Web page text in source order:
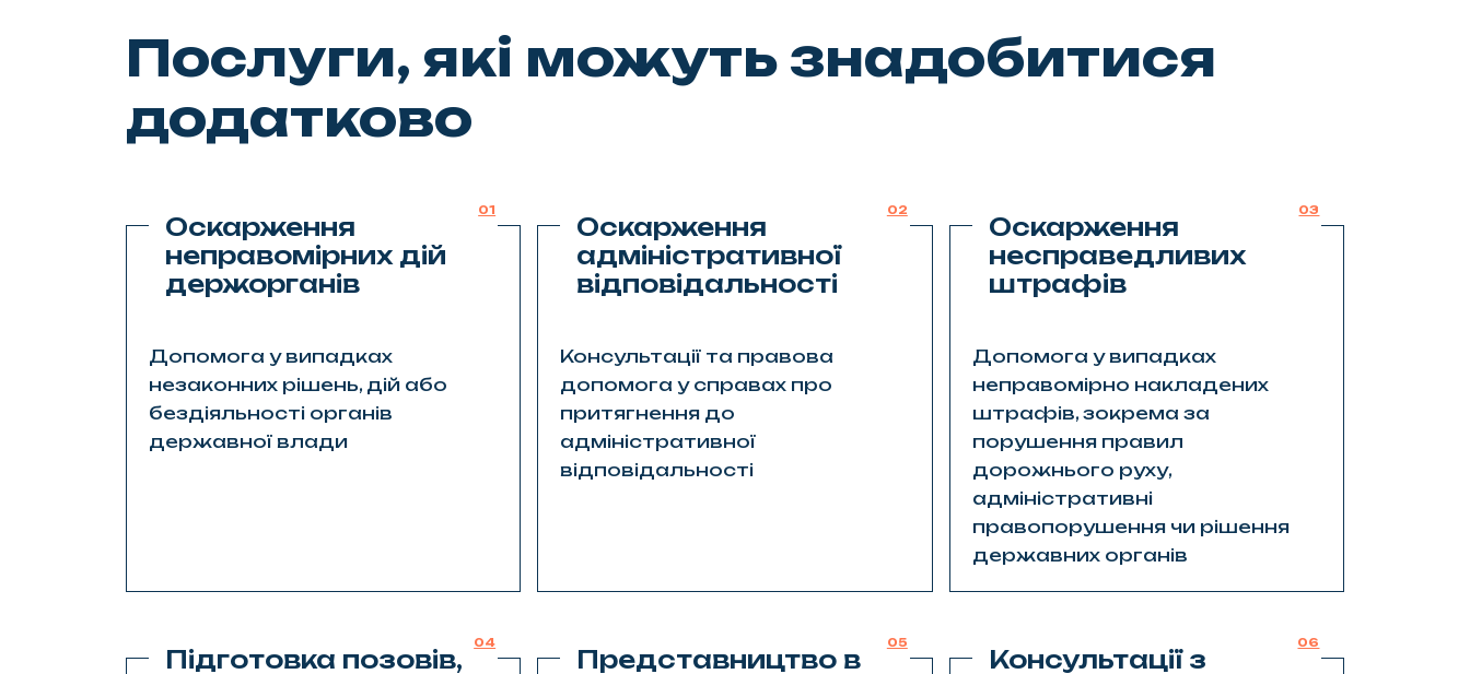
Послуги, які можуть знадобитися
додатково
01
Оскарження
неправомірних дій
держорганів
Допомога у випадках
незаконних рішень, дій або
бездіяльності органів
державної влади
02
Оскарження
адміністративної
відповідальності
Консультації та правова
допомога у справах про
притягнення до
адміністративної
відповідальності
03
Оскарження
несправедливих
штрафів
Допомога у випадках
неправомірно накладених
штрафів, зокрема за
порушення правил
дорожнього руху,
адміністративні
правопорушення чи рішення
державних органів
04
Підготовка позовів,
05
Представництво в
06
Консультації з